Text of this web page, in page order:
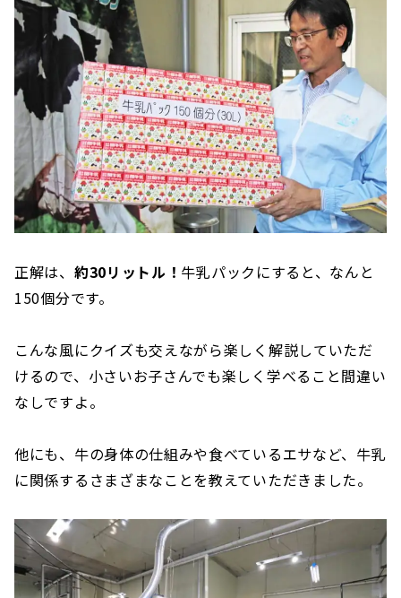
正解は、 約30リットル！ 牛乳パックにすると、なんと
150個分です。
こんな風にクイズも交えながら楽しく解説していただ
けるので、小さいお子さんでも楽しく学べること間違い
なしですよ。
他にも、牛の身体の仕組みや食べているエサなど、牛乳
に関係するさまざまなことを教えていただきました。